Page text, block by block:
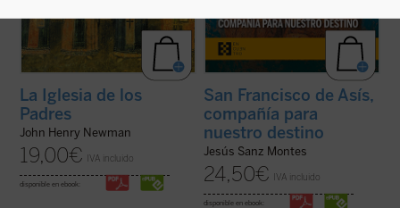
La Iglesia de los
Padres
John Henry Newman
19,00€ IVA incluido
disponible en ebook:
San Francisco de Asís,
compañía para
nuestro destino
Jesús Sanz Montes
24,50€ IVA incluido
disponible en ebook: